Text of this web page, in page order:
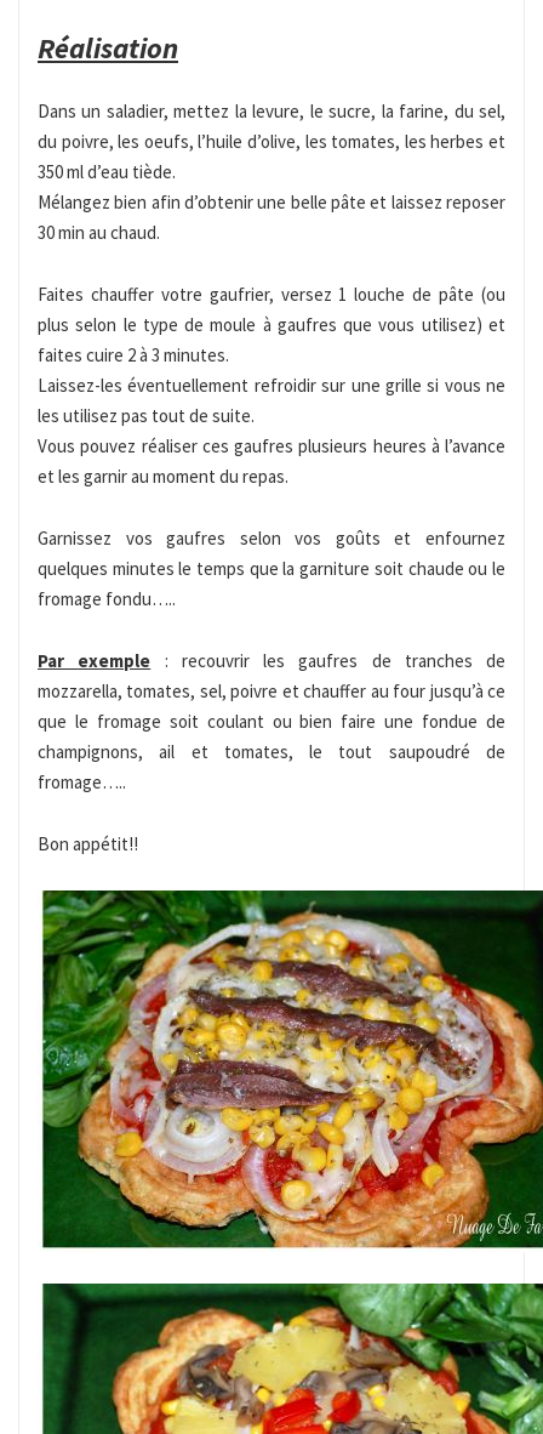
Réalisation
Dans un saladier, mettez la levure, le sucre, la farine, du sel,
du poivre, les oeufs, l’huile d’olive, les tomates, les herbes et
350 ml d’eau tiède.
Mélangez bien afin d’obtenir une belle pâte et laissez reposer
30 min au chaud.
Faites chauffer votre gaufrier, versez 1 louche de pâte (ou
plus selon le type de moule à gaufres que vous utilisez) et
faites cuire 2 à 3 minutes.
Laissez-les éventuellement refroidir sur une grille si vous ne
les utilisez pas tout de suite.
Vous pouvez réaliser ces gaufres plusieurs heures à l’avance
et les garnir au moment du repas.
Garnissez vos gaufres selon vos goûts et enfournez
quelques minutes le temps que la garniture soit chaude ou le
fromage fondu…..
Par exemple : recouvrir les gaufres de tranches de
mozzarella, tomates, sel, poivre et chauffer au four jusqu’à ce
que le fromage soit coulant ou bien faire une fondue de
champignons, ail et tomates, le tout saupoudré de
fromage…..
Bon appétit!!